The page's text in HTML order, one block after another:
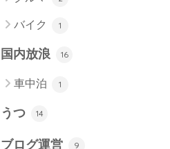
バイク 1
国内放浪 16
車中泊 1
うつ 14
ブログ運営 9